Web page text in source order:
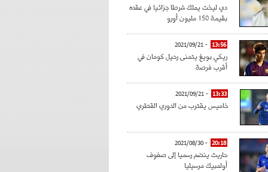
دي ليخت يملك شرطا جزائيا في عقده
بقيمة 150 مليون أورو
13:56
- 2021/09/21
ريكي بويغ يتمنى رحيل كومان في
أقرب فرصة
13:33
- 2021/09/21
خاميس يقترب من الدوري القطري
20:18
- 2021/08/30
حاريث ينضم رسميا إلى صفوف
أولمبيك مرسيليا